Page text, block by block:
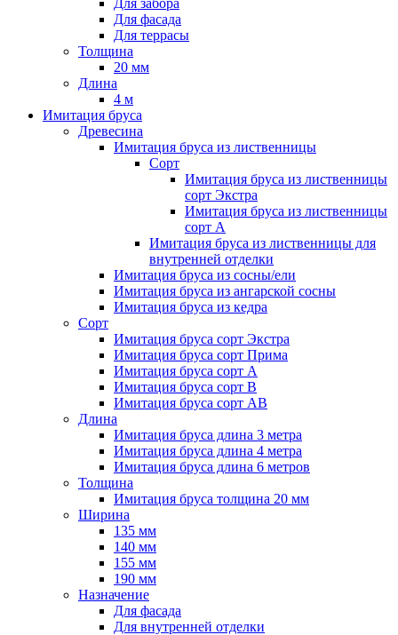
Для забора
Для фасада
Для террасы
Толщина
20 мм
Длина
4 м
Имитация бруса
Древесина
Имитация бруса из лиственницы
Сорт
Имитация бруса из лиственницы
сорт Экстра
Имитация бруса из лиственницы
сорт A
Имитация бруса из лиственницы для
внутренней отделки
Имитация бруса из сосны/ели
Имитация бруса из ангарской сосны
Имитация бруса из кедра
Сорт
Имитация бруса сорт Экстра
Имитация бруса сорт Прима
Имитация бруса сорт A
Имитация бруса сорт B
Имитация бруса сорт АВ
Длина
Имитация бруса длина 3 метра
Имитация бруса длина 4 метра
Имитация бруса длина 6 метров
Толщина
Имитация бруса толщина 20 мм
Ширина
135 мм
140 мм
155 мм
190 мм
Назначение
Для фасада
Для внутренней отделки